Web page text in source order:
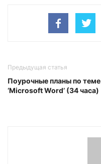
Предыдущая статья
Поурочные планы по теме
‘Microsoft Word’ (34 часа)